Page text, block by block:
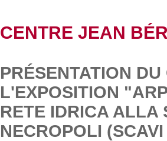
CENTRE JEAN
PRÉSENTATION
L'EXPOSITION
RETE IDRICA ALLA
NECROPOLI